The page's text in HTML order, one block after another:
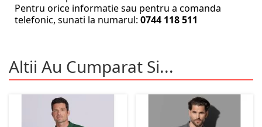
Pentru orice informatie sau pentru a comanda
telefonic, sunati la numarul: 0744 118 511
Altii Au Cumparat Si...